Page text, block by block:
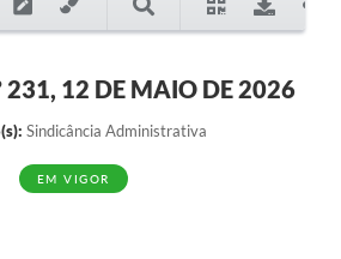
231, 12 DE MAIO DE 2026
Sindicância Administrativa
EM VIGOR